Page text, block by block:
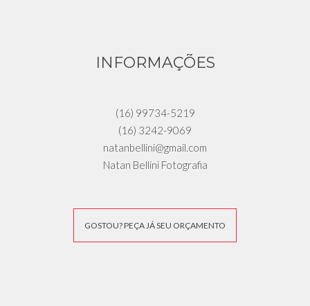
INFORMAÇÕES
(16) 99734-5219
(16) 3242-9069
natanbellini@gmail.com
Natan Bellini Fotografia
GOSTOU? PEÇA JÁ SEU ORÇAMENTO